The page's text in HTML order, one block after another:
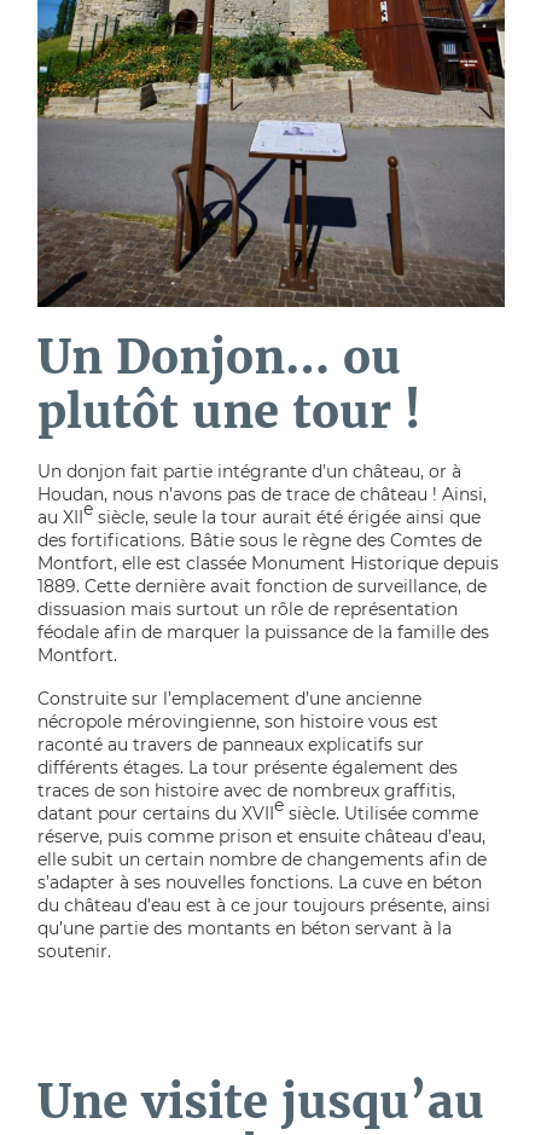
Un Donjon… ou
plutôt une tour !
Un donjon fait partie intégrante d’un château, or à
Houdan, nous n’avons pas de trace de château ! Ainsi,
au XIIe siècle, seule la tour aurait été érigée ainsi que
des fortifications. Bâtie sous le règne des Comtes de
Montfort, elle est classée Monument Historique depuis
1889. Cette dernière avait fonction de surveillance, de
dissuasion mais surtout un rôle de représentation
féodale afin de marquer la puissance de la famille des
Montfort.
Construite sur l’emplacement d’une ancienne
nécropole mérovingienne, son histoire vous est
raconté au travers de panneaux explicatifs sur
différents étages. La tour présente également des
traces de son histoire avec de nombreux graffitis,
datant pour certains du XVIIesiècle. Utilisée comme
réserve, puis comme prison et ensuite château d’eau,
elle subit un certain nombre de changements afin de
s’adapter à ses nouvelles fonctions. La cuve en béton
du château d’eau est à ce jour toujours présente, ainsi
qu’une partie des montants en béton servant à la
soutenir.
Une visite jusqu’au